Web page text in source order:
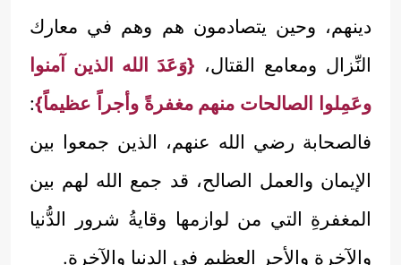
دينهم، وحين يتصادمون هم وهم في معارك
النِّزال ومعامع القتال، {وَعَدَ الله الذين آمنوا
وعَمِلوا الصالحات منهم مغفرةً وأجراً عظيماً}:
فالصحابة رضي الله عنهم، الذين جمعوا بين
الإيمان والعمل الصالح، قد جمع الله لهم بين
المغفرةِ التي من لوازمها وقايةُ شرور الدُّنيا
والآخرة والأجر العظيم في الدنيا والآخرة.